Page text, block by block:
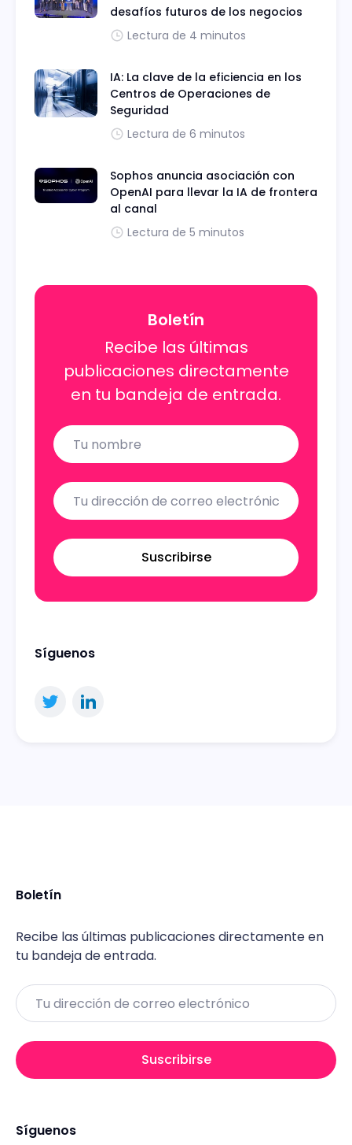
desafíos futuros de los negocios
Lectura de 4 minutos
IA: La clave de la eficiencia en los
Centros de Operaciones de
Seguridad
Lectura de 6 minutos
Sophos anuncia asociación con
OpenAI para llevar la IA de frontera
al canal
Lectura de 5 minutos
Boletín
Recibe las últimas
publicaciones directamente
en tu bandeja de entrada.
Name
Email
Suscribirse
Síguenos
Boletín
Recibe las últimas publicaciones directamente en
tu bandeja de entrada.
Email
Suscribirse
Síguenos